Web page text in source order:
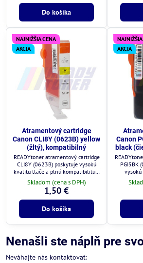
Do košíka
NAJNIŽŠIA CENA
AKCIA
Atramentový cartridge
Canon CLI8Y (0623B) yellow
(žltý), kompatibilný
READYtoner atramentový cartridge
CLI8Y (0623B) poskytuje vysokú
kvalitu tlače a plnú kompatibilitu s
tlačiarňami Canon.
Skladom (cena s DPH)
1,50 €
Do košíka
AKCIA
Canon
black
PGI5BK
Nenašli ste náplň pre
Neváhajte nás kontaktovať: